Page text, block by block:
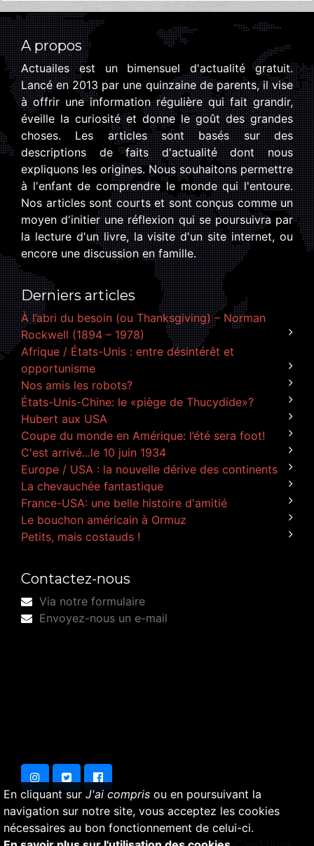
En cliquant sur J'ai compris ou en poursuivant la
navigation sur notre site, vous acceptez les cookies
nécessaires au bon fonctionnement de celui-ci.
A propos
Actuailes est un bimensuel d'actualité gratuit.
Lancé en 2013 par une quinzaine de parents, il vise
à offrir une information régulière qui fait grandir,
éveille la curiosité et donne le goût des grandes
choses. Les articles sont basés sur des
descriptions de faits d'actualité dont nous
expliquons les origines. Nous souhaitons permettre
à l'enfant de comprendre le monde qui l'entoure.
Nos articles sont courts et sont conçus comme un
moyen d'initier une réflexion qui se poursuivra par
la lecture d'un livre, la visite d'un site internet, ou
encore une discussion en famille.
Derniers articles
À l’abri du besoin (ou Thanksgiving) – Norman
Rockwell (1894 – 1978)
Afrique / États-Unis : entre désintérêt et
opportunisme
Nos amis les robots?
États-Unis-Chine: le «piège de Thucydide»?
Hubert aux USA
Coupe du monde en Amérique: l’été sera foot!
C'est arrivé...le 10 juin 1934
Europe / USA : la nouvelle dérive des continents
La chevauchée fantastique
France-USA: une belle histoire d'amitié
Le bouchon américain à Ormuz
Petits, mais costauds !
Contactez-nous
Via notre formulaire
Envoyez-nous un e-mail